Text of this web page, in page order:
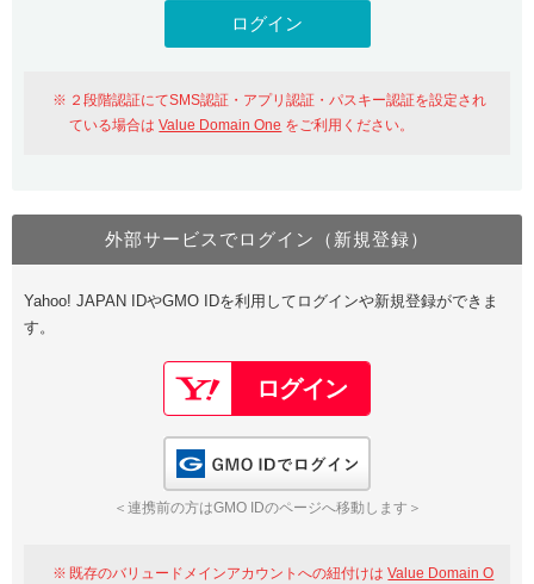
おすすめ One レンタルサーバーを含む最新の機能を使う方
Value Domain Oneにログイン
Google
GMO ID Amazon
※AmazonはValue Domain Oneのログイン画面へ遷移します
Value Domain Oneアカウント作成
以下でも登録可能
Google Yahoo!
GMO ID
２段階認証にてSMS認証・アプリ認証・パスキー認証を設定され
ている場合はValue Domain One をご利用ください。
外部サービスでログイン（新規登録）
Yahoo! JAPAN IDやGMO IDを利用してログインや新規登録ができま
す。
＜連携前の方はGMO IDのページへ移動します＞
既存のバリュードメインアカウントへの紐付けはValue Domain O